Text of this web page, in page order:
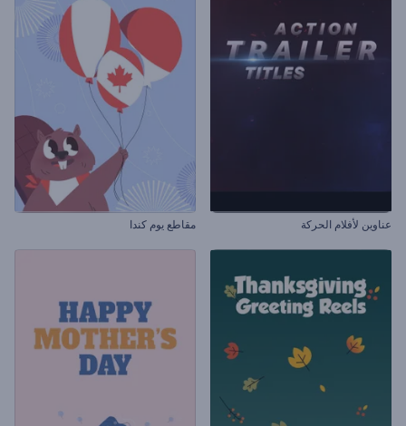
عناوين لأفلام الحركة مقاطع يوم كندا